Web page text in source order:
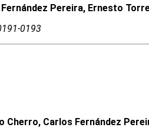
Pereira, Ernesto
0193
Cherro, Carlos Fernández